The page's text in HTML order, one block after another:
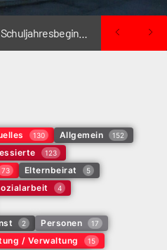
130 Allgemein 152
123
73 Elternbeirat 5
4
2 Personen 17
/ Verwaltung 15